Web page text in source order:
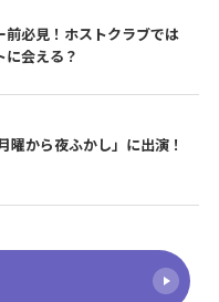
前必見！ホストクラブでは
に会える？
曜から夜ふかし」に出演！